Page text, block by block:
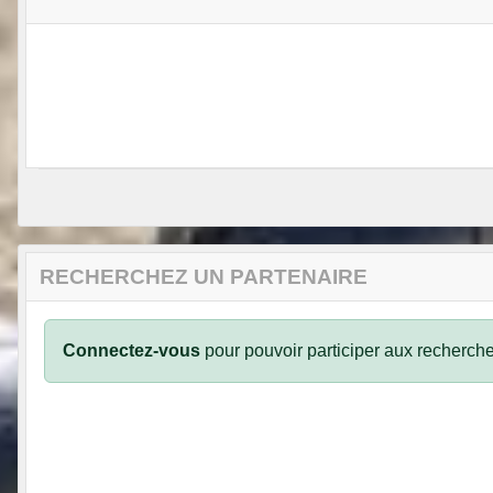
RECHERCHEZ UN PARTENAIRE
Connectez-vous pour pouvoir participer aux